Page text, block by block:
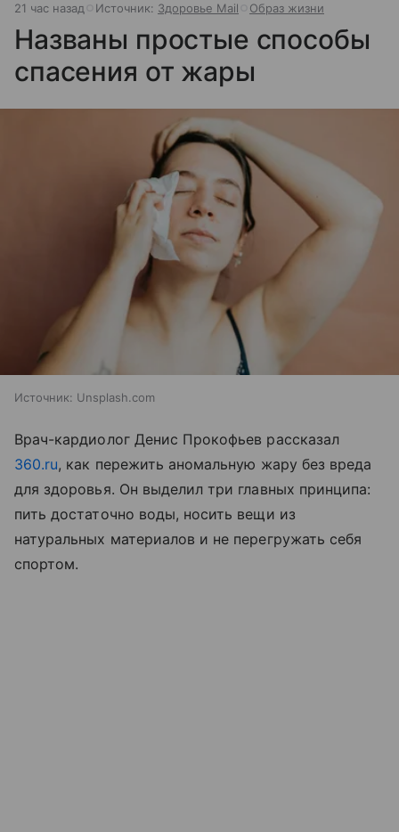
21 час назад Источник: Здоровье Mail Образ жизни
Названы простые способы
спасения от жары
Источник: Unsplash.com
Врач-кардиолог Денис Прокофьев рассказал
360.ru, как пережить аномальную жару без вреда
для здоровья. Он выделил три главных принципа:
пить достаточно воды, носить вещи из
натуральных материалов и не перегружать себя
спортом.